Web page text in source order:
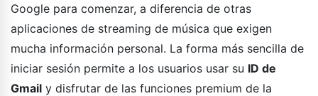
Google para comenzar, a diferencia de otras
aplicaciones de streaming de música que exigen
mucha información personal. La forma más sencilla de
iniciar sesión permite a los usuarios usar su ID de
Gmail y disfrutar de las funciones premium de la